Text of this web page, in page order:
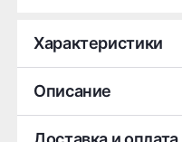
Характеристики
Производитель
Ширина
8.5
Диаметр
18
Описание
Легковой литой диск